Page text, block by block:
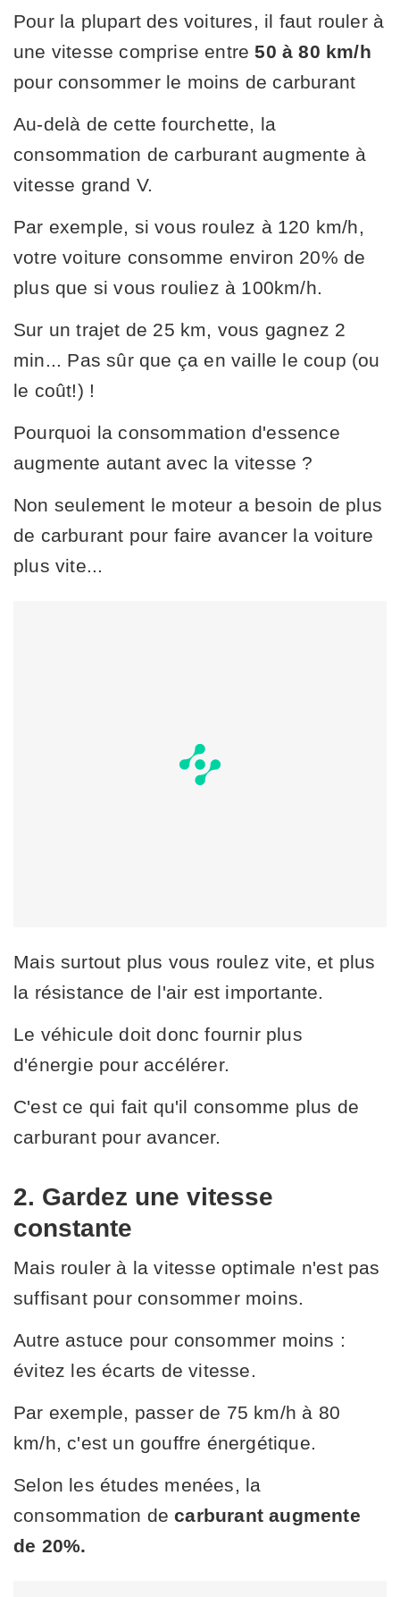
Pour la plupart des voitures, il faut rouler à
une vitesse comprise entre50 à 80 km/h
pour consommer le moins de carburant
Au-delà de cette fourchette, la
consommation de carburant augmente à
vitesse grand V.
Par exemple, si vous roulez à 120 km/h,
votre voiture consomme environ 20% de
plus que si vous rouliez à 100km/h.
Sur un trajet de 25 km, vous gagnez 2
min... Pas sûr que ça en vaille le coup (ou
le coût!) !
Pourquoi la consommation d'essence
augmente autant avec la vitesse ?
Non seulement le moteur a besoin de plus
de carburant pour faire avancer la voiture
plus vite...
Mais surtout plus vous roulez vite, et plus
la résistance de l'air est importante.
Le véhicule doit donc fournir plus
d'énergie pour accélérer.
C'est ce qui fait qu'il consomme plus de
carburant pour avancer.
2. Gardez une vitesse
constante
Mais rouler à la vitesse optimale n'est pas
suffisant pour consommer moins.
Autre astuce pour consommer moins :
évitez les écarts de vitesse.
Par exemple, passer de 75 km/h à 80
km/h, c'est un gouffre énergétique.
Selon les études menées, la
consommation decarburant augmente
de 20%.